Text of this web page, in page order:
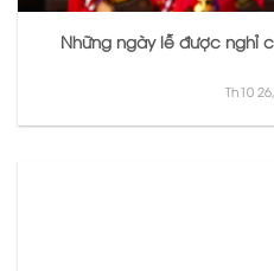
Những ngày lễ được nghỉ
Th10